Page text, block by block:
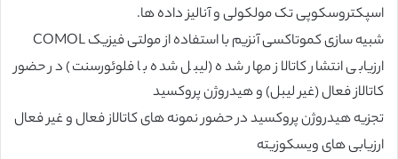
اسپکتروسکوپی تک مولکولی و آنالیز داده ها.
شبیه سازی کموتاکسی آنزیم با استفاده از مولتی فیزیک COMOL
ارزیابی انتشار کاتالاز مهار شده (لیبل شده با فلوئورسنت) در حضور
کاتالاز فعال (غیر لیبل) و هیدروژن پروکسید
تجزیه هیدروژن پروکسید در حضور نمونه های کاتالاز فعال و غیر فعال
ارزیابی های ویسکوزیته